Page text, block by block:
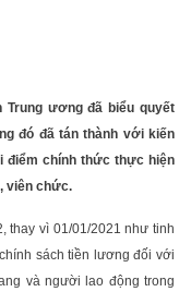
Trung ương đã biểu quyết
đó đã tán thành với kiến
điểm chính thức thực hiện
viên chức.
thay vì 01/01/2021 như tinh
sách tiền lương đối với
và người lao động trong